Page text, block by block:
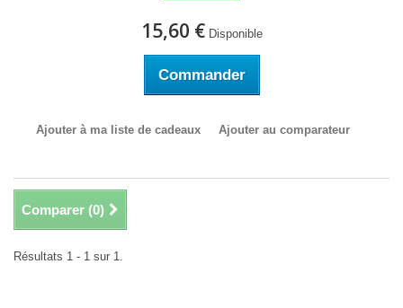
15,60 € Disponible
Commander
Ajouter à ma liste de cadeaux Ajouter au comparateur
Comparer (0)
Résultats 1 - 1 sur 1.